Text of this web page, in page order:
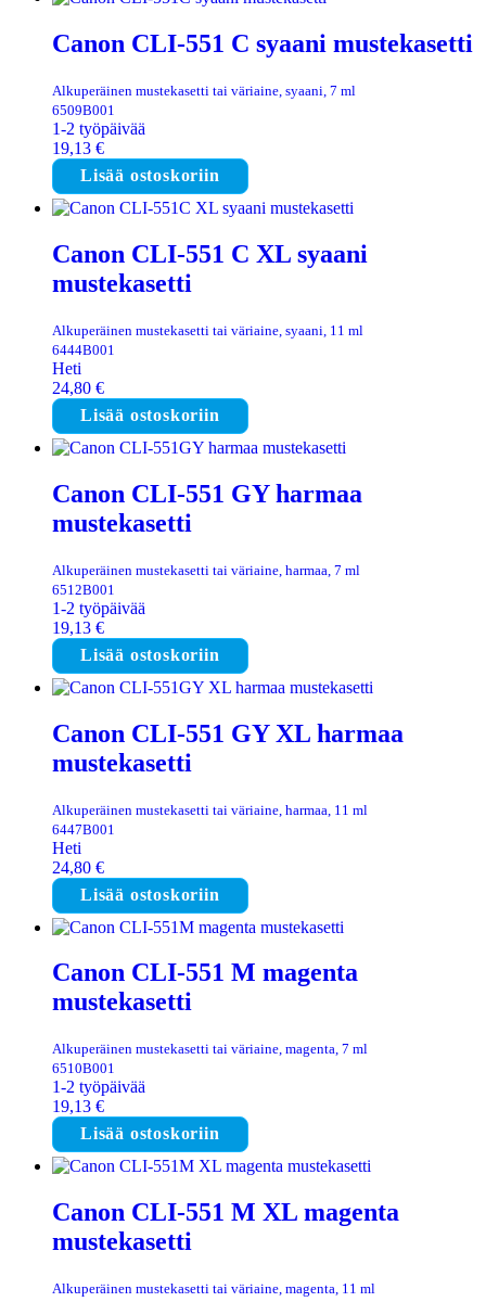
Canon CLI-551 C syaani mustekasetti
Alkuperäinen mustekasetti tai väriaine, syaani, 7 ml
6509B001
1-2 työpäivää
19,13 €
Lisää ostoskoriin
Canon CLI-551 C XL syaani
mustekasetti
Alkuperäinen mustekasetti tai väriaine, syaani, 11 ml
6444B001
Heti
24,80 €
Lisää ostoskoriin
Canon CLI-551 GY harmaa
mustekasetti
Alkuperäinen mustekasetti tai väriaine, harmaa, 7 ml
6512B001
1-2 työpäivää
19,13 €
Lisää ostoskoriin
Canon CLI-551 GY XL harmaa
mustekasetti
Alkuperäinen mustekasetti tai väriaine, harmaa, 11 ml
6447B001
Heti
24,80 €
Lisää ostoskoriin
Canon CLI-551 M magenta
mustekasetti
Alkuperäinen mustekasetti tai väriaine, magenta, 7 ml
6510B001
1-2 työpäivää
19,13 €
Lisää ostoskoriin
Canon CLI-551 M XL magenta
mustekasetti
Alkuperäinen mustekasetti tai väriaine, magenta, 11 ml